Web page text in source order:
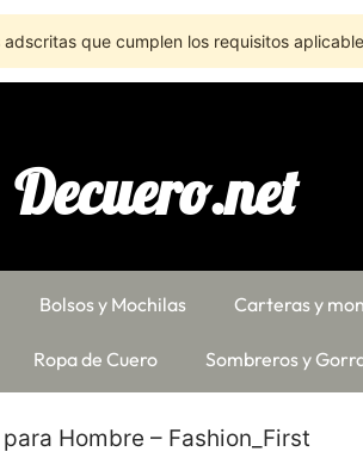
que cumplen los requisitos
Decuero.net
Bolsos y Mochilas Carteras y
Ropa de Cuero Sombreros y
Hombre – Fashion_First